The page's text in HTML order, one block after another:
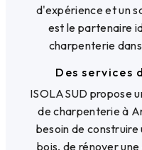
d'expérience et un
est le partenaire
charpenterie
Des services
ISOLASUD propose
de charpenterie à
besoin de
bois, de rénover